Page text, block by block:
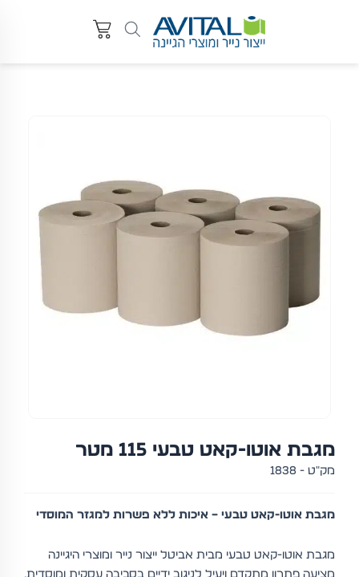
מגבת אוטו-קאט טבעי 115 מטר
מק"ט - 1838
מגבת אוטו-קאט טבעי – איכות ללא פשרות למגזר המוסדי
מגבת אוטו-קאט טבעי מבית אביטל ייצור נייר ומוצרי היגיינה
מציעה פתרון מתקדם ויעיל לניגוב ידיים בסביבה עסקית ומוסדית.